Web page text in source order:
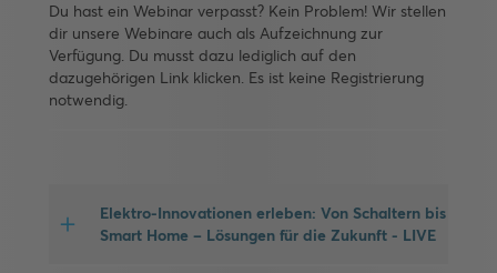
Du hast ein Webinar verpasst? Kein Problem! Wir stellen
dir unsere Webinare auch als Aufzeichnung zur
Verfügung. Du musst dazu lediglich auf den
dazugehörigen Link klicken. Es ist keine Registrierung
notwendig.
Elektro-Innovationen erleben: Von Schaltern bis
Smart Home – Lösungen für die Zukunft - LIVE